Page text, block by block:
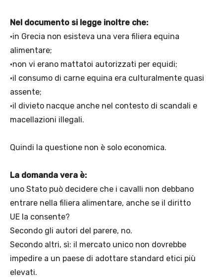
Nel documento si legge inoltre che:
•in Grecia non esisteva una vera filiera equina
alimentare;
•non vi erano mattatoi autorizzati per equidi;
•il consumo di carne equina era culturalmente quasi
assente;
•il divieto nacque anche nel contesto di scandali e
macellazioni illegali.
Quindi la questione non è solo economica.
La domanda vera è:
uno Stato può decidere che i cavalli non debbano
entrare nella filiera alimentare, anche se il diritto
UE la consente?
Secondo gli autori del parere, no.
Secondo altri, sì: il mercato unico non dovrebbe
impedire a un paese di adottare standard etici più
elevati.